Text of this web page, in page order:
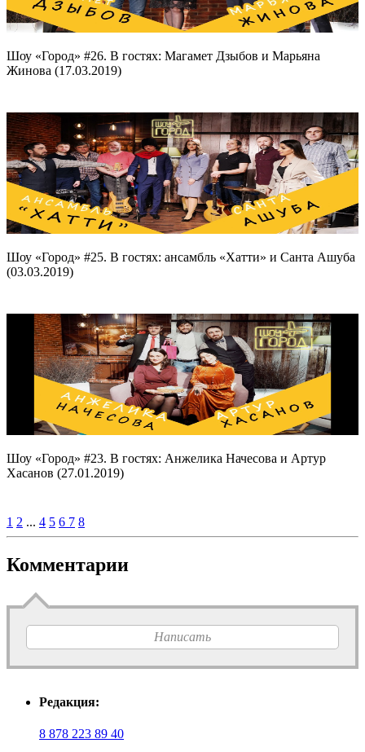
Шоу «Город» #26. В гостях: Магамет Дзыбов и Марьяна
Жинова (17.03.2019)
Шоу «Город» #25. В гостях: ансамбль «Хатти» и Санта Ашуба
(03.03.2019)
Шоу «Город» #23. В гостях: Анжелика Начесова и Артур
Хасанов (27.01.2019)
1 2 ... 4 5 6 7 8
Комментарии
Написать
Редакция:
8 878 223 89 40